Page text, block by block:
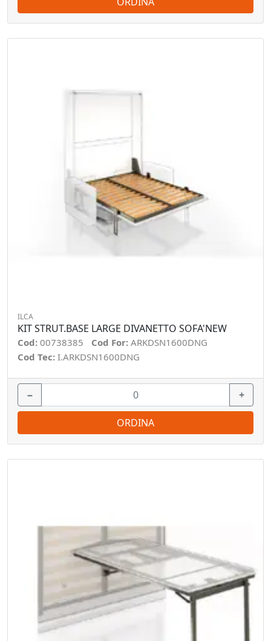
ILCA
KIT STRUT.BASE LARGE DIVANETTO SOFA'NEW
Cod: 00738385 Cod For: ARKDSN1600DNG
Cod Tec: I.ARKDSN1600DNG
− +
ORDINA